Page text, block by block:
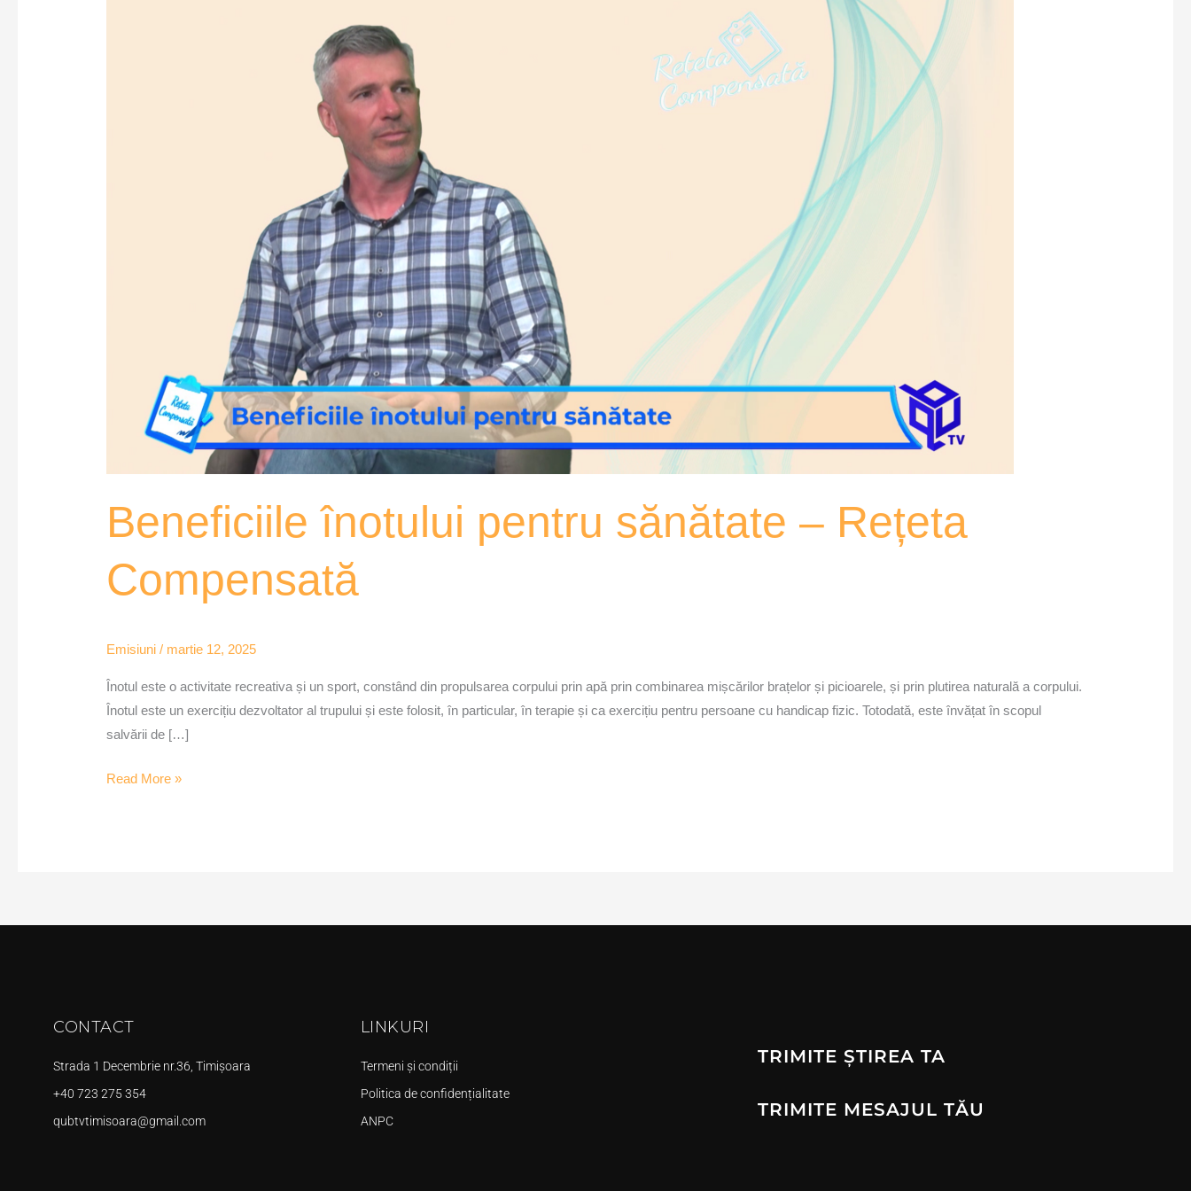
Beneficiile înotului pentru sănătate – Rețeta
Compensată
Emisiuni / martie 12, 2025
Înotul este o activitate recreativa și un sport, constând din propulsarea corpului prin apă prin combinarea mișcărilor brațelor și picioarele, și prin plutirea naturală a corpului.
Înotul este un exercițiu dezvoltator al trupului și este folosit, în particular, în terapie și ca exercițiu pentru persoane cu handicap fizic. Totodată, este învățat în scopul
salvării de […]
Read More »
CONTACT
Strada 1 Decembrie nr.36, Timișoara
+40 723 275 354
qubtvtimisoara@gmail.com
LINKURI
Termeni și condiții
Politica de confidențialitate
ANPC
TRIMITE ȘTIREA TA
TRIMITE MESAJUL TĂU